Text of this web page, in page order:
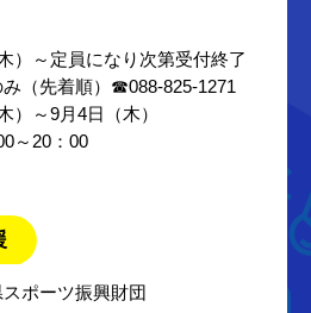
）～定員になり次第受付終了
（先着順）☎088-825-1271
）～9月4日（木）
～20：00
ポーツ振興財団